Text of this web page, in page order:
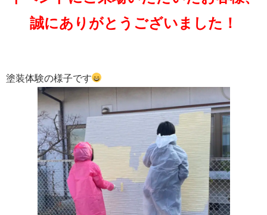
誠にありがとうございました！
塗装体験の様子です